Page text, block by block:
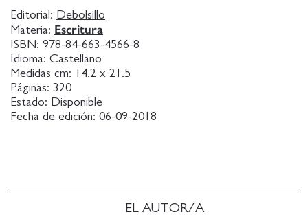
EL AUTOR/A
sobre la formación del escritor. A continuación
King describe las herramientas básicas del oficio y
expone sus opiniones personales sobre el secreto de
la escritura. Mientras escribo culmina con el
conmovedor relato de cómo su necesidad de
escribir lo estimuló para recuperarse de su casi fatal
accidente en el verano del año 2000.
Editorial: Debolsillo
Materia: Escritura
ISBN: 978-84-663-4566-8
Idioma: Castellano
Medidas cm:
14.2 x 21.5
Páginas: 320
Estado: Disponible
Fecha de edición: 06-09-2018